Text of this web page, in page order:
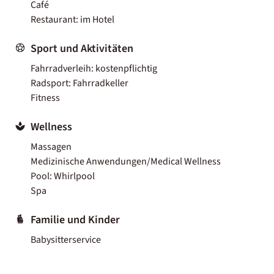
Café
Restaurant: im Hotel
Sport und Aktivitäten
Fahrradverleih: kostenpflichtig
Radsport: Fahrradkeller
Fitness
Wellness
Massagen
Medizinische Anwendungen/Medical Wellness
Pool: Whirlpool
Spa
Familie und Kinder
Babysitterservice